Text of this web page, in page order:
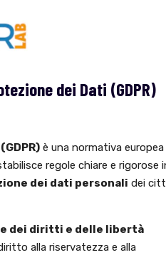
dei Dati (GDPR)
è una normativa europea
regole chiare e rigorose
dei dati personali dei
dei diritti e delle libertà
alla riservatezza e alla